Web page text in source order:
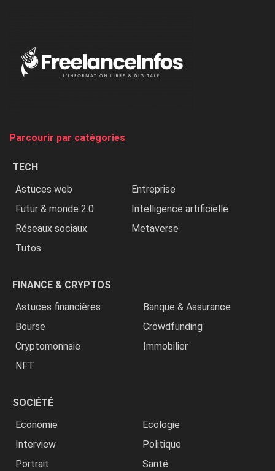
Nigeria,
Parcourir par catégories
TECH
Astuces web
Entreprise
Futur & monde 2.0
Intelligence artificielle
Réseaux sociaux
Metaverse
Tutos
FINANCE & CRYPTOS
Astuces financières
Banque & Assurance
Bourse
Crowdfunding
Cryptomonnaie
Immobilier
NFT
SOCIÉTÉ
Economie
Ecologie
Interview
Politique
Portrait
Santé